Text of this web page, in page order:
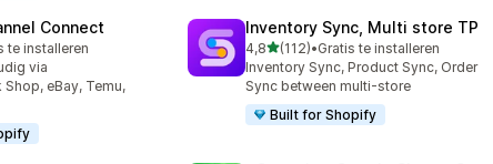
Connect
te installeren
via
eBay, Temu,
Inventory Sync, Multi store TP
4,8van 5 sterren
(112)
112 recensies in totaal
•Gratis te installeren
Inventory Sync, Product Sync, Order
Sync between multi-store
Built for Shopify